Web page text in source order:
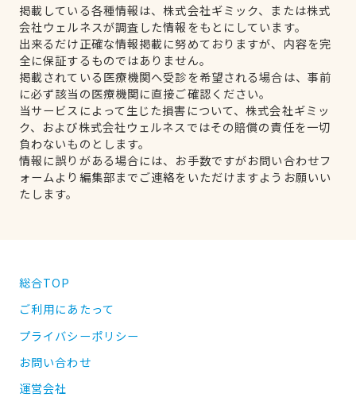
掲載している各種情報は、株式会社ギミック、または株式
会社ウェルネスが調査した情報をもとにしています。
出来るだけ正確な情報掲載に努めておりますが、内容を完
全に保証するものではありません。
掲載されている医療機関へ受診を希望される場合は、事前
に必ず該当の医療機関に直接ご確認ください。
当サービスによって生じた損害について、株式会社ギミッ
ク、および株式会社ウェルネスではその賠償の責任を一切
負わないものとします。
情報に誤りがある場合には、お手数ですがお問い合わせフ
ォームより編集部までご連絡をいただけますようお願いい
たします。
総合TOP
ご利用にあたって
プライバシーポリシー
お問い合わせ
運営会社